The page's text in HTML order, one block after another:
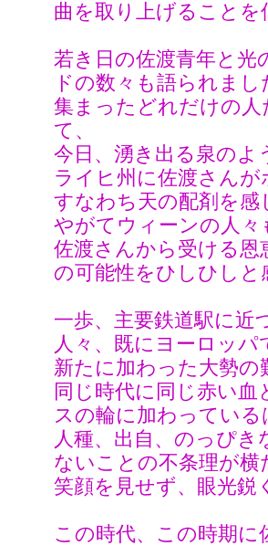
曲を取り上げること
若き日の佐渡青年と
ドの数々も語られまし
集まったどれだけの
て、
今日、湧き出る泉のよ
ライヒ州に佐渡さん
すなわち天の配剤を
やがてウィーンの人
佐渡さんから受ける
の可能性をひしひし
一歩、主要鉄道駅に
人々、既にヨーロッ
新たに加わった大勢
同じ時代に同じ赤い
スの輪に加わってい
人種、出自、のっぴ
ないことの不条理が
笑顔を見せず、眼光鋭
この時代、この時期